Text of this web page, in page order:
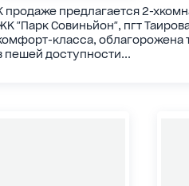
продаже предлагается 2-
"Парк Совиньйон", пгт
класса, облагорожена
пешей доступности...